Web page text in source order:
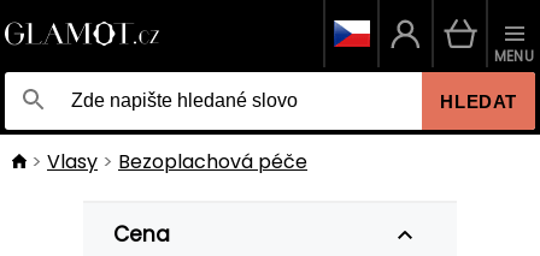
HLEDAT
MENU
Vlasy Bezoplachová péče
Cena